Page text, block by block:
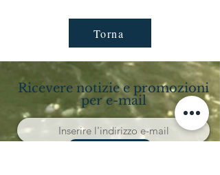
Torna
Ricevere notizie e promozioni
per e-mail
Abbonarsi